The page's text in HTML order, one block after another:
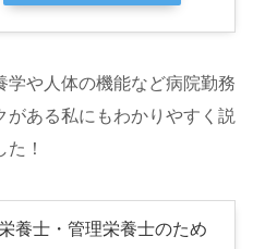
や人体の機能など病院勤務
ある私にもわかりやすく説
！
養士・管理栄養士のため